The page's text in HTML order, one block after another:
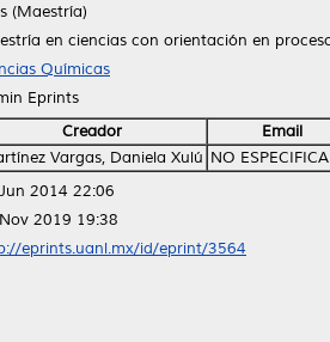
(Maestría)
en ciencias con orientación en
Químicas
Eprints
Creador
Email
Vargas, Daniela Xulú NO
2014 22:06
2019 19:38
eprints.uanl.mx/id/eprint/3564